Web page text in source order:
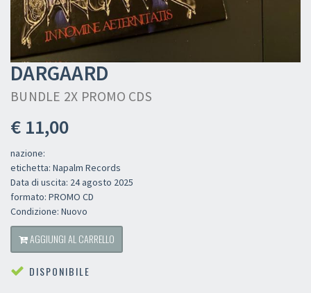
DARGAARD
BUNDLE 2X PROMO CDS
€ 11,00
nazione:
etichetta: Napalm Records
Data di uscita: 24 agosto 2025
formato: PROMO CD
Condizione: Nuovo
AGGIUNGI AL CARRELLO
DISPONIBILE